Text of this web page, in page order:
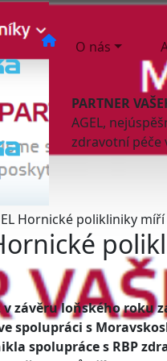
O nás
PARTNER
AGEL,
zdravotní péče
Hornické polikliniky
závěru loňského roku
spolupráci s
spolupráce s RBP